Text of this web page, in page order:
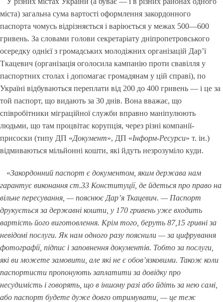
міста) загальна сума вартості оформлення закордонного
паспорта чомусь відрізняється і варіюється у межах 500—600
гривень. За словами голови секретаріату дніпропетровського
осередку однієї з громадських молодіжних організацій Дар’ї
Ткацевич (організація оголосила кампанію проти свавілля у
паспортних столах і допомагає громадянам у цій справі), по
Україні відбуваються переплати від 200 до 400 гривень — і це за
той паспорт, що видають за 30 днів. Вона вважає, що
співробітники міграційної служби вправно маніпулюють
людьми, що там процвітає корупція, через різні компанії-
присоски (типу ДП «Документ», ДП «Інформ-Ресурси» т. ін.)
відмиваються мільйонні кошти, які йдуть незрозуміло куди.
«Закордонний паспорт є документом, яким держава нам
гарантує виконання ст.33 Конституції, де йдеться про право на
вільне пересування, — пояснює Дар’я Ткацевич. — Паспорт
друкується за державні кошти, у 170 гривень уже входить
вартість його виготовлення. Крім того, беруть 87,15 гривні за
невідомі послуги. Як нам одного разу пояснили — за цифрування
фотографії, підпис і заповнення документів. Тобто за послуги,
які ви можете замовити, але які не є обов’язковими. Також коли
паспортисти пропонують заплатити за довідку про
несудимість і говорять, що в іншому разі або йдіть за нею самі,
або паспорт будете дуже довго отримувати, — це теж